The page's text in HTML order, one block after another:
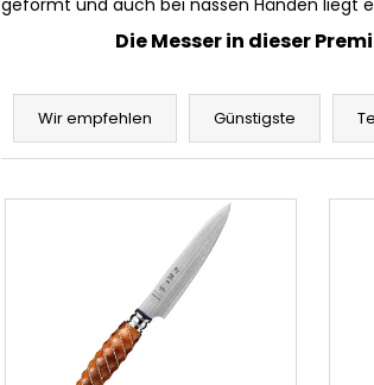
geformt und auch bei nassen Händen liegt
Die Messer in dieser
P
o
Wir empfehlen Günstigste
L